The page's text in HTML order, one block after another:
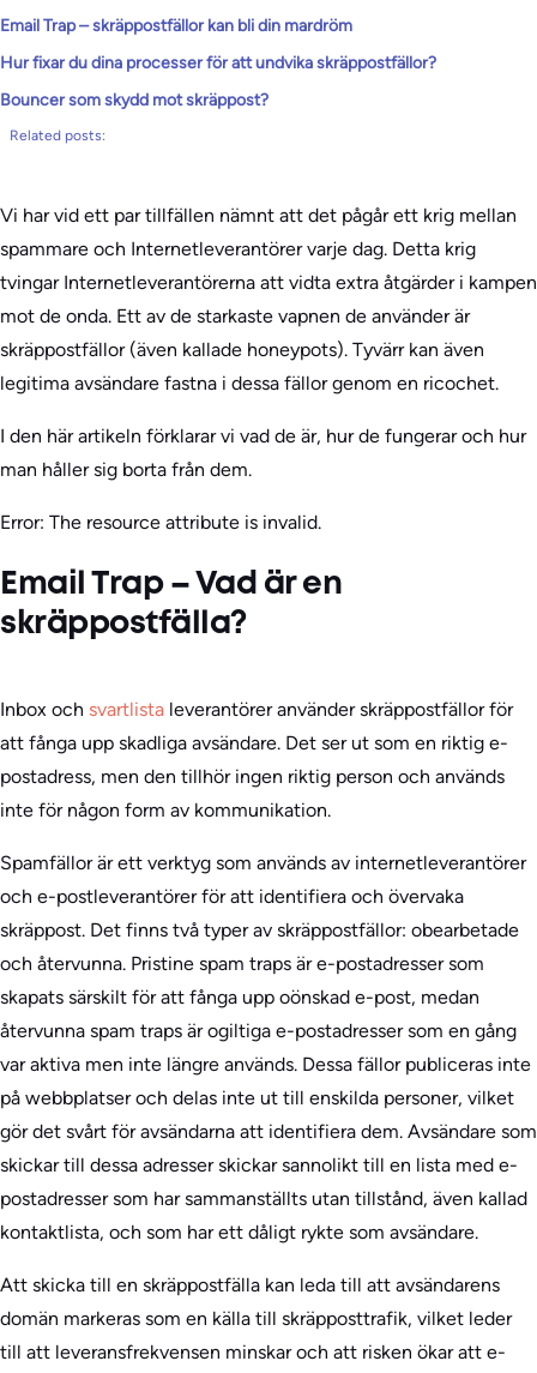
Email Trap – skräppostfällor kan bli din mardröm
Hur fixar du dina processer för att undvika skräppostfällor?
Bouncer som skydd mot skräppost?
Related posts:
Vi har vid ett par tillfällen nämnt att det pågår ett krig mellan
spammare och Internetleverantörer varje dag. Detta krig
tvingar Internetleverantörerna att vidta extra åtgärder i kampen
mot de onda. Ett av de starkaste vapnen de använder är
skräppostfällor (även kallade honeypots). Tyvärr kan även
legitima avsändare fastna i dessa fällor genom en ricochet.
I den här artikeln förklarar vi vad de är, hur de fungerar och hur
man håller sig borta från dem.
Error: The resource attribute is invalid.
Email Trap – Vad är en
skräppostfälla?
Inbox och svartlista leverantörer använder skräppostfällor för
att fånga upp skadliga avsändare. Det ser ut som en riktig e-
postadress, men den tillhör ingen riktig person och används
inte för någon form av kommunikation.
Spamfällor är ett verktyg som används av internetleverantörer
och e-postleverantörer för att identifiera och övervaka
skräppost. Det finns två typer av skräppostfällor: obearbetade
och återvunna. Pristine spam traps är e-postadresser som
skapats särskilt för att fånga upp oönskad e-post, medan
återvunna spam traps är ogiltiga e-postadresser som en gång
var aktiva men inte längre används. Dessa fällor publiceras inte
på webbplatser och delas inte ut till enskilda personer, vilket
gör det svårt för avsändarna att identifiera dem. Avsändare som
skickar till dessa adresser skickar sannolikt till en lista med e-
postadresser som har sammanställts utan tillstånd, även kallad
kontaktlista, och som har ett dåligt rykte som avsändare.
Att skicka till en skräppostfälla kan leda till att avsändarens
domän markeras som en källa till skräpposttrafik, vilket leder
till att leveransfrekvensen minskar och att risken ökar att e-